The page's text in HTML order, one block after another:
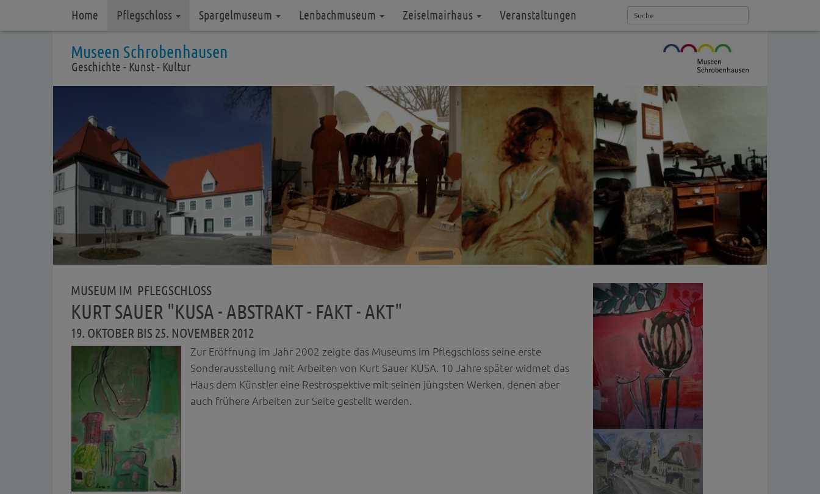
Home Pflegschloss Spargelmuseum Lenbachmuseum Zeiselmairhaus Veranstaltungen
Museen Schrobenhausen
Geschichte - Kunst - Kultur
MUSEUM IM PFLEGSCHLOSS
KURT SAUER "KUSA - ABSTRAKT - FAKT - AKT"
19. OKTOBER BIS 25. NOVEMBER 2012
Zur Eröffnung im Jahr 2002 zeigte das Museums im Pflegschloss seine erste
Sonderausstellung mit Arbeiten von Kurt Sauer KUSA. 10 Jahre später widmet das
Haus dem Künstler eine Restrospektive mit seinen jüngsten Werken, denen aber
auch frühere Arbeiten zur Seite gestellt werden.